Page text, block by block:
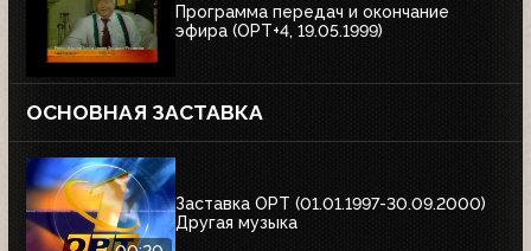
Программа передач и окончание
эфира (ОРТ+4, 19.05.1999)
ОСНОВНАЯ ЗАСТАВКА
Заставка ОРТ (01.01.1997-30.09.2000)
Другая музыка